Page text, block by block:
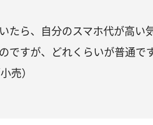
たら、自分のスマホ代が高い
すが、どれくらいが普通で
売）